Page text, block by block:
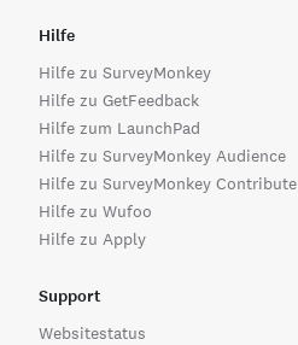
Hilfe
Hilfe zu SurveyMonkey
Hilfe zu GetFeedback
Hilfe zum LaunchPad
Hilfe zu SurveyMonkey Audience
Hilfe zu SurveyMonkey Contribute
Hilfe zu Wufoo
Hilfe zu Apply
Support
Websitestatus